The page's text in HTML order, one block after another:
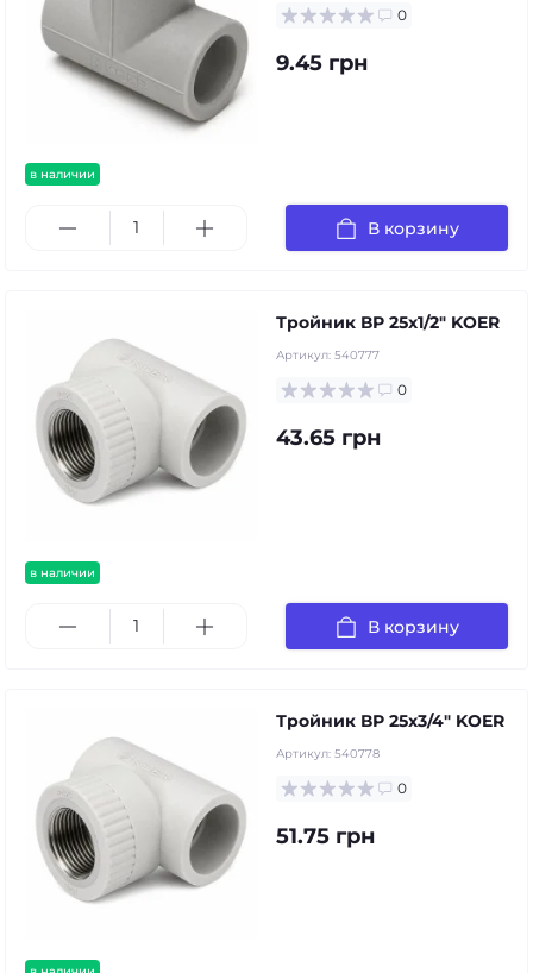
в наличии
0
9.45 грн
В корзину
в наличии
Тройник ВР 25х1/2" KOER
Артикул: 540777
0
43.65 грн
В корзину
Тройник ВР 25х3/4" KOER
Артикул: 540778
0
51.75 грн